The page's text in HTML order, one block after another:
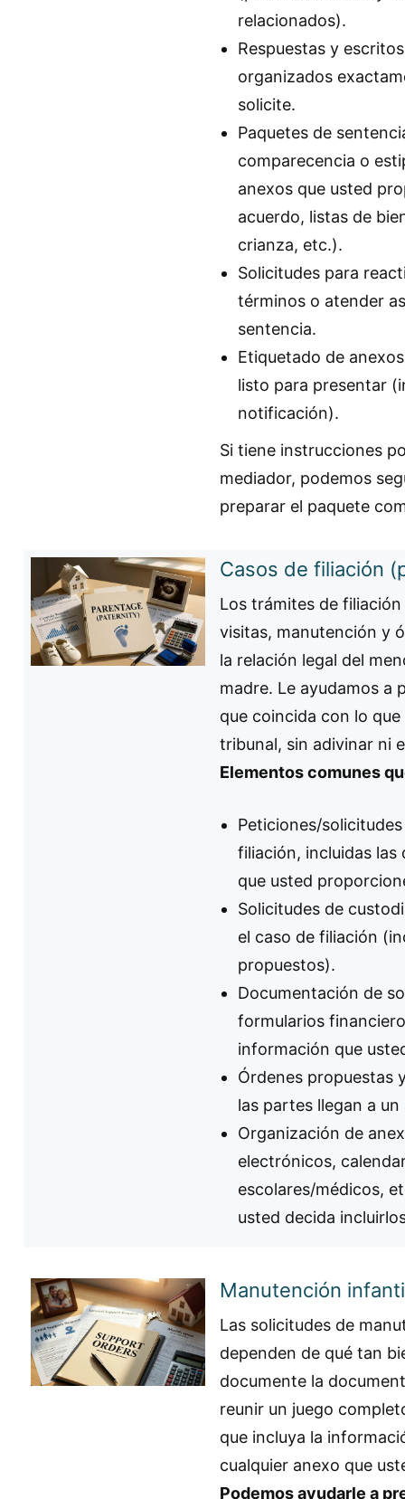
relacionados).
Respuestas y
organizados
solicite.
Paquetes de
comparecencia o
anexos que usted
acuerdo, listas de
crianza, etc.).
Solicitudes para
términos o atender
sentencia.
Etiquetado de
listo para presentar
notificación).
Si tiene instrucciones
mediador, podemos
preparar el paquete
Casos de filiación
Los trámites de
visitas, manutención y
la relación legal del
madre. Le ayudamos a
que coincida con lo
tribunal, sin adivinar ni
Elementos comunes
Peticiones/
filiación, incluidas las
que usted
Solicitudes de
el caso de filiación
propuestos).
Documentación de
formularios
información que
Órdenes propuestas
las partes llegan a un
Organización de
electrónicos,
escolares/médicos,
usted decida
Manutención
Las solicitudes de
dependen de qué tan
documente la
reunir un juego
que incluya la
cualquier anexo que
Podemos ayudarle a